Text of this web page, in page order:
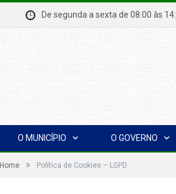
De segunda a sexta de 08:00
O MUNICÍPIO O GOVERNO
Home » Política de Cookies – LGPD